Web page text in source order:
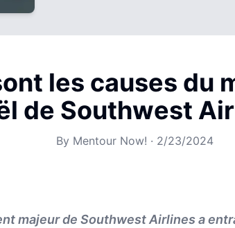
les causes du
de Southwest
By Mentour Now! · 2/23/2024
majeur de Southwest Airlines a